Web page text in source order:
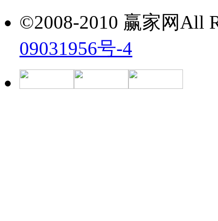
©2008-2010 赢家网All
09031956号-4